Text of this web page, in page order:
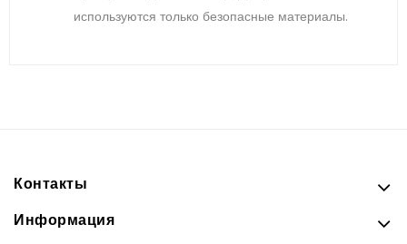
используются только безопасные материалы.
Контакты
Информация